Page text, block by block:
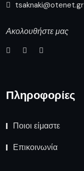
tsaknaki@otenet.gr
Ακολουθήστε μας
Πληροφορίες
Ποιοι είμαστε
Επικοινωνία